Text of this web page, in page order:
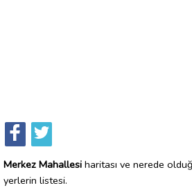
Merkez Mahallesi haritası ve nerede
yerlerin listesi.